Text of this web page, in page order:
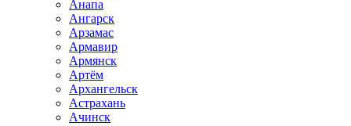
Анапа
Ангарск
Арзамас
Армавир
Армянск
Артём
Архангельск
Астрахань
Ачинск